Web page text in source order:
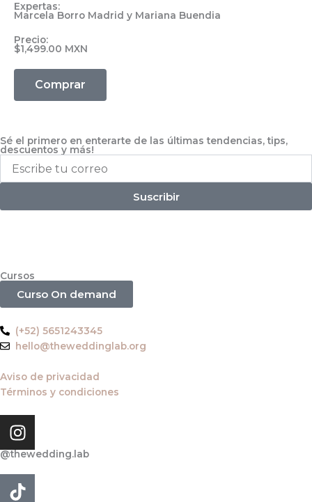
Expertas:
Marcela Borro Madrid y Mariana Buendia
Precio:
$1,499.00 MXN
Comprar
Sé el primero en enterarte de las últimas tendencias, tips,
descuentos y más!
Suscribir
Cursos
Curso On demand
(+52) 5651243345
hello@theweddinglab.org
Aviso de privacidad
Términos y condiciones
I
n
s
t
a
@thewedding.lab
T